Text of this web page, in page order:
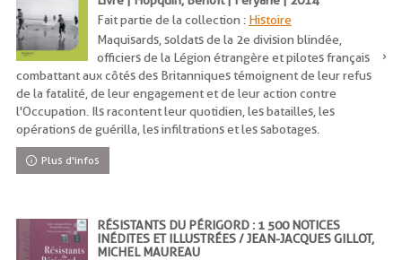
Fait partie de la collection : Histoire
Maquisards, soldats de la 2e division blindée,
officiers de la Légion étrangère et pilotes français
combattant aux côtés des Britanniques témoignent de leur refus
de la fatalité, de leur engagement et de leur action contre
l'Occupation. Ils racontent leur quotidien, les batailles, les
opérations de guérilla, les infiltrations et les sabotages.
Plus d'infos
RÉSISTANTS DU PÉRIGORD : 1 500 NOTICES
INÉDITES ET ILLUSTRÉES / JEAN-JACQUES GILLOT,
MICHEL MAUREAU